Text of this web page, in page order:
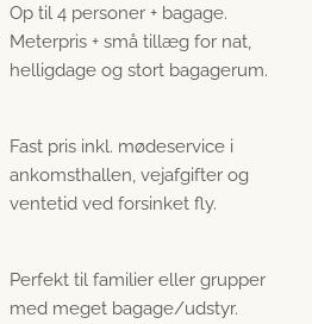
Op til 4 personer + bagage.
Meterpris + små tillæg for nat,
helligdage og stort bagagerum.
Fast pris inkl. mødeservice i
ankomsthallen, vejafgifter og
ventetid ved forsinket fly.
Perfekt til familier eller grupper
med meget bagage/udstyr.